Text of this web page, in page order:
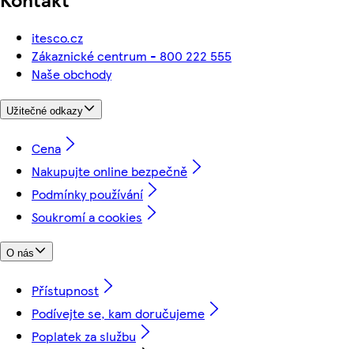
itesco.cz
Zákaznické centrum - 800 222 555
Naše obchody
Užitečné odkazy
Cena
Nakupujte online bezpečně
Podmínky používání
Soukromí a cookies
O nás
Přístupnost
Podívejte se, kam doručujeme
Poplatek za službu